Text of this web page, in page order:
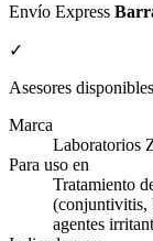
Envío Express
✓
Asesores
Marca
Laboratorios
Para uso en
Tratamiento
(conjuntivitis,
agentes